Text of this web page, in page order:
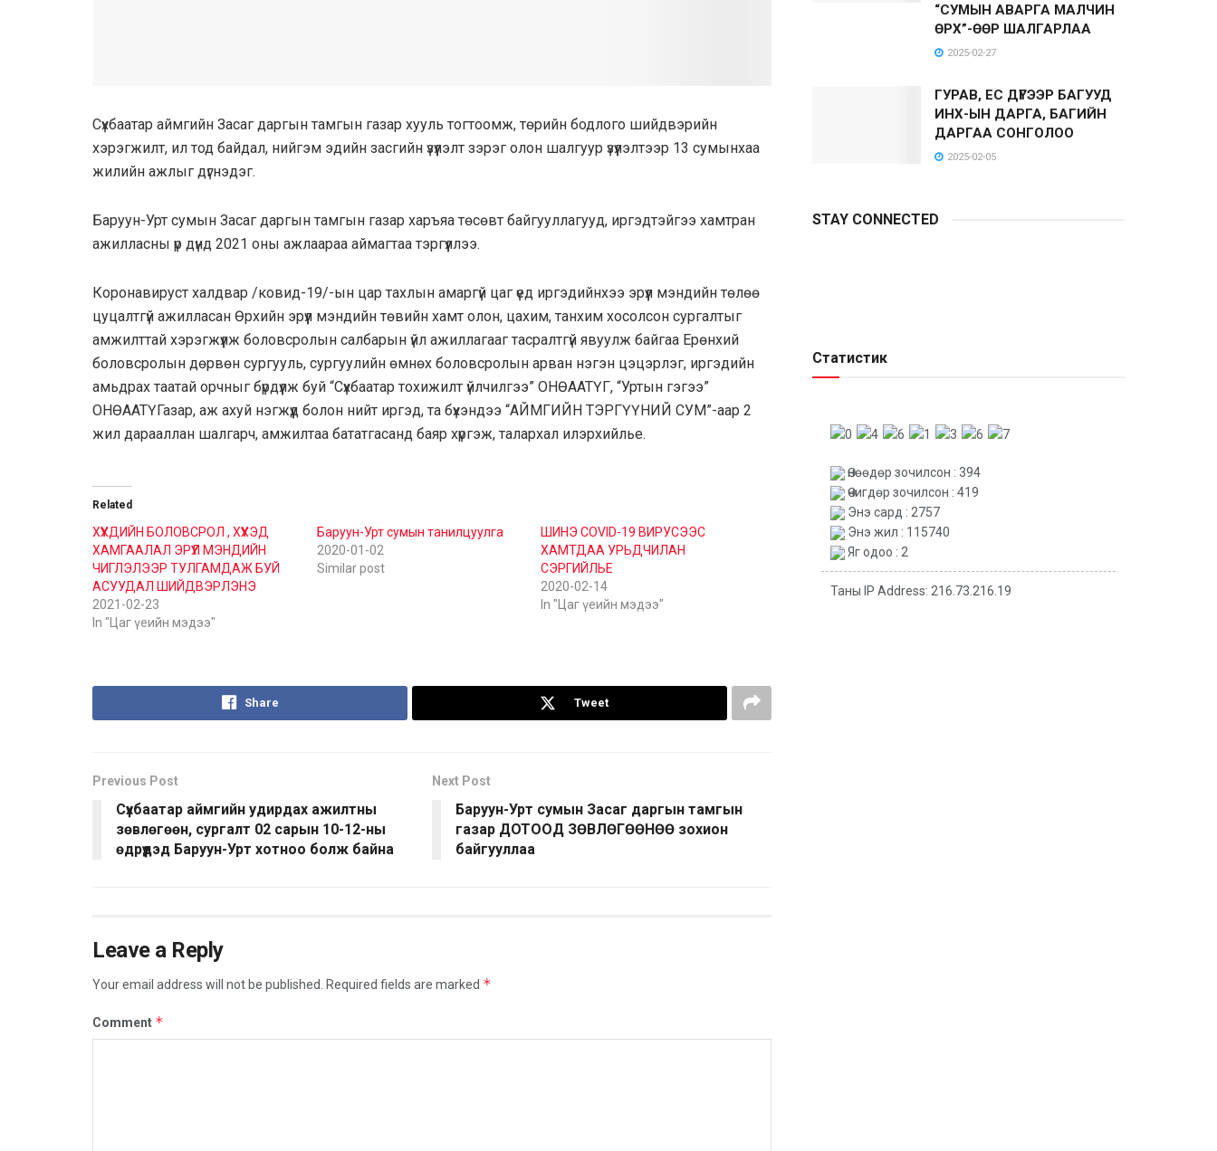
Сүхбаатар аймгийн Засаг даргын тамгын газар хууль тогтоомж, төрийн бодлого шийдвэрийн
хэрэгжилт, ил тод байдал, нийгэм эдийн засгийн үзүүлэлт зэрэг олон шалгуур үзүүлэлтээр 13 сумынхаа
жилийн ажлыг дүгнэдэг.
Баруун-Урт сумын Засаг даргын тамгын газар харъяа төсөвт байгууллагууд, иргэдтэйгээ хамтран
ажилласны үр дүнд 2021 оны ажлаараа аймагтаа тэргүүллээ.
Коронавируст халдвар /ковид-19/-ын цар тахлын амаргүй цаг үед иргэдийнхээ эрүүл мэндийн төлөө
цуцалтгүй ажилласан Өрхийн эрүүл мэндийн төвийн хамт олон, цахим, танхим хосолсон сургалтыг
амжилттай хэрэгжүүлж боловсролын салбарын үйл ажиллагааг тасралтгүй явуулж байгаа Ерөнхий
боловсролын дөрвөн сургууль, сургуулийн өмнөх боловсролын арван нэгэн цэцэрлэг, иргэдийн
амьдрах таатай орчныг бүрдүүлж буй “Сүхбаатар тохижилт үйлчилгээ” ОНӨААТҮГ, “Уртын гэгээ”
ОНӨААТҮГазар, аж ахуй нэгжүүд болон нийт иргэд, та бүхэндээ “АЙМГИЙН ТЭРГҮҮНИЙ СУМ”-аар 2
жил дарааллан шалгарч, амжилтаа бататгасанд баяр хүргэж, талархал илэрхийлье.
Related
ХҮҮХДИЙН БОЛОВСРОЛ , ХҮҮХЭД
ХАМГААЛАЛ ЭРҮҮЛ МЭНДИЙН
ЧИГЛЭЛЭЭР ТУЛГАМДАЖ БУЙ
АСУУДАЛ ШИЙДВЭРЛЭНЭ
2021-02-23
In "Цаг үеийн мэдээ"
Баруун-Урт сумын танилцуулга
2020-01-02
Similar post
ШИНЭ COVID-19 ВИРУСЭЭС
ХАМТДАА УРЬДЧИЛАН
СЭРГИЙЛЬЕ
2020-02-14
In "Цаг үеийн мэдээ"
Share Tweet
Previous Post
Сүхбаатар аймгийн удирдах ажилтны
зөвлөгөөн, сургалт 02 сарын 10-12-ны
өдрүүдэд Баруун-Урт хотноо болж байна
Next Post
Баруун-Урт сумын Засаг даргын тамгын
газар ДОТООД ЗӨВЛӨГӨӨНӨӨ зохион
байгууллаа
Leave a Reply
Your email address will not be published. Required fields are marked *
Comment *
“СУМЫН АВАРГА МАЛЧИН
ӨРХ”-ӨӨР ШАЛГАРЛАА
2025-02-27
ГУРАВ, ЕС ДҮГЭЭР БАГУУД
ИНХ-ЫН ДАРГА, БАГИЙН
ДАРГАА СОНГОЛОО
2025-02-05
STAY CONNECTED
Статистик
Өнөөдөр зочилсон : 394
Өчигдөр зочилсон : 419
Энэ сард : 2757
Энэ жил : 115740
Яг одоо : 2
Таны IP Address: 216.73.216.19